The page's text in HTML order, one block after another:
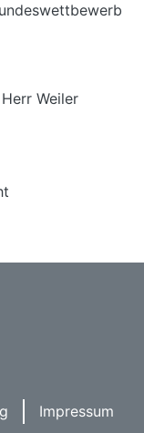
Weiler
Impressum